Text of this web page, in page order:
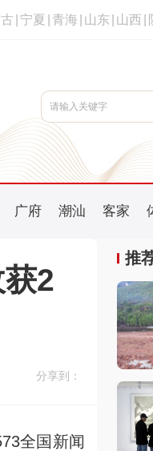
宁夏 青海 山东 山西
广府 潮汕 客家
2
分享到：
全国新闻
推